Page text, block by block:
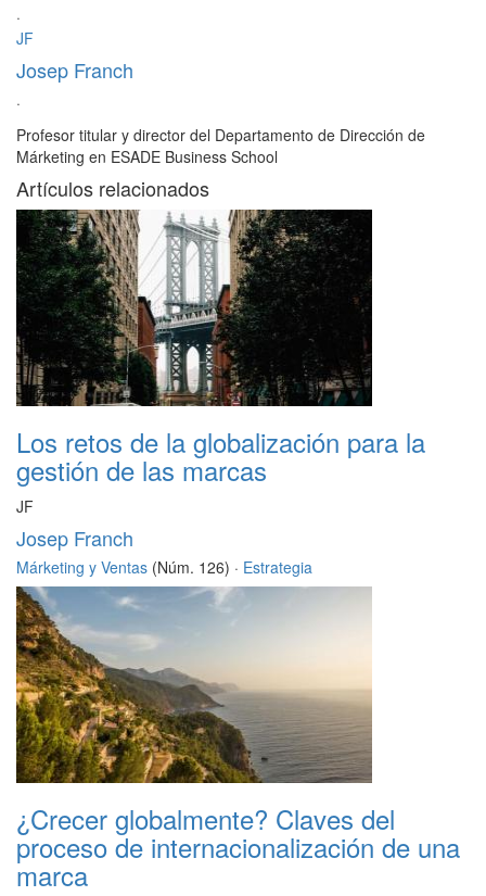
·
JF
Josep Franch
·
Profesor titular y director del Departamento de Dirección de
Márketing en ESADE Business School
Artículos relacionados
Los retos de la globalización para la
gestión de las marcas
JF
Josep Franch
Márketing y Ventas (Núm. 126) · Estrategia
¿Crecer globalmente? Claves del
proceso de internacionalización de una
marca